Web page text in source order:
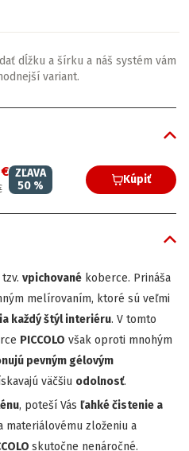
dĺžku a šírku a náš systém vám
variant.
ZĽAVA
50% Kúpiť
vpichované koberce. Prináša
melírovaním, ktoré sú veľmi
každý štýl interiéru. V tomto
PICCOLO však oproti mnohým
pevným gélovým
väčšiu odolnosť.
, poteší Vás ľahké čistenie a
materiálovému zloženiu a
skutočne nenáročné.